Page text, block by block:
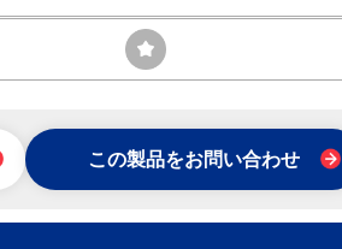
この製品をお問い合わせ